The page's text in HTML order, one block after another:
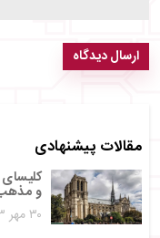
مقالات پیشنهادی
کلیسای
و
۳۰ مهر ۱۴۰۳
ارسال دیدگاه